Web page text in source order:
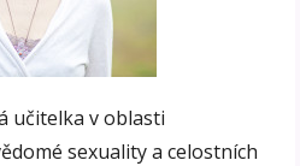
učitelka v oblasti
sexuality a celostních